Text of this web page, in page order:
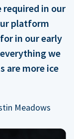
required in our
platform
in our early
we
are more ice
Meadows